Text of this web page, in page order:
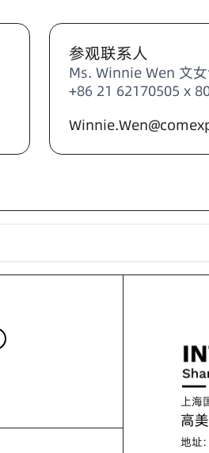
参观联系人
Ms. Winnie Wen 文
+86 21 62170505 x
上海
高
地址: